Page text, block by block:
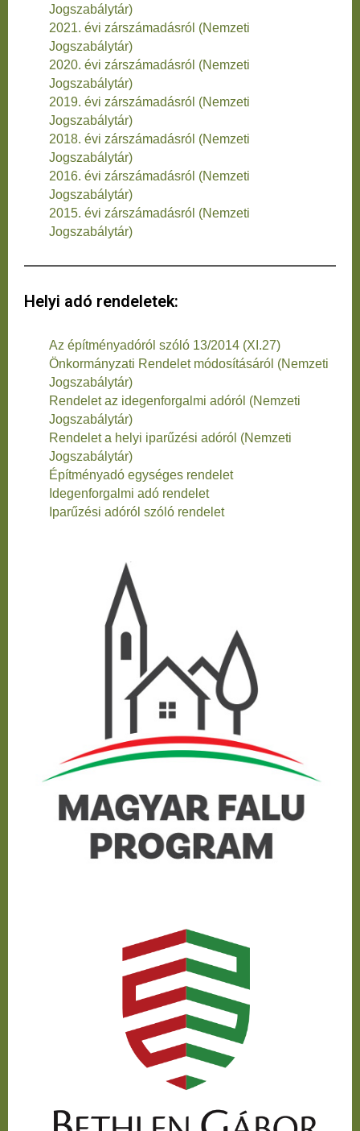
Jogszabálytár)
2021. évi zárszámadásról (Nemzeti
Jogszabálytár)
2020. évi zárszámadásról (Nemzeti
Jogszabálytár)
2019. évi zárszámadásról (Nemzeti
Jogszabálytár)
2018. évi zárszámadásról (Nemzeti
Jogszabálytár)
2016. évi zárszámadásról (Nemzeti
Jogszabálytár)
2015. évi zárszámadásról (Nemzeti
Jogszabálytár)
Helyi adó rendeletek:
Az építményadóról szóló 13/2014 (XI.27)
Önkormányzati Rendelet módosításáról (Nemzeti
Jogszabálytár)
Rendelet az idegenforgalmi adóról (Nemzeti
Jogszabálytár)
Rendelet a helyi iparűzési adóról (Nemzeti
Jogszabálytár)
Építményadó egységes rendelet
Idegenforgalmi adó rendelet
Iparűzési adóról szóló rendelet